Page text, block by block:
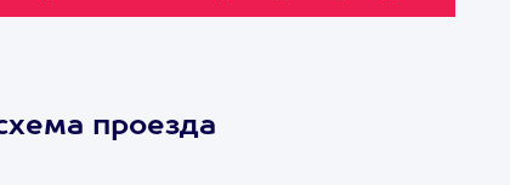
проезда